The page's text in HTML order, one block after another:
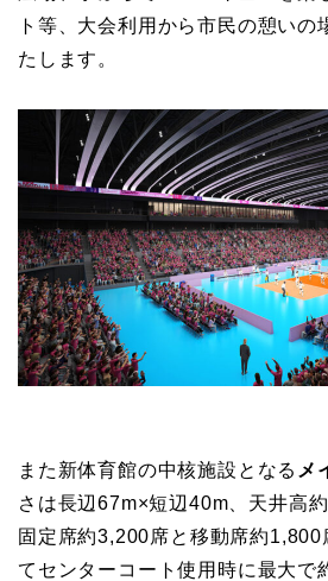
ト等、大会利用から市民の憩いの
たします。
また新体育館の中核施設となる メ
さは長辺67m×短辺40m、天井高
固定席約3,200席と移動席約1,800
てセンターコート使用時に最大で